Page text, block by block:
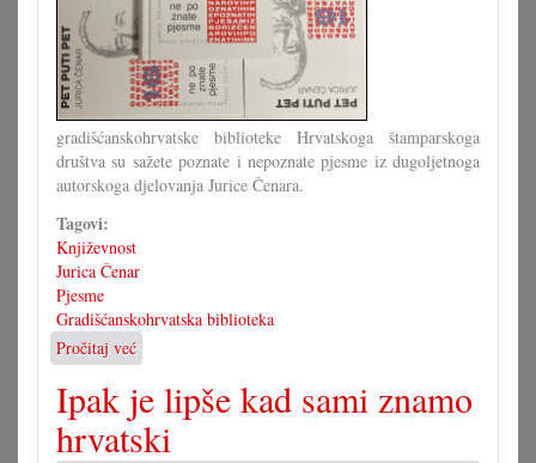
gradišćanskohrvatske biblioteke Hrvatskoga štamparskoga
društva su sažete poznate i nepoznate pjesme iz dugoljetnoga
autorskoga djelovanja Jurice Čenara.
Tagovi:
Književnost
Jurica Čenar
Pjesme
Gradišćanskohrvatska biblioteka
Pročitaj već
Juričinih
»pet
puti
pet«
Ipak je lipše kad sami znamo
hrvatski